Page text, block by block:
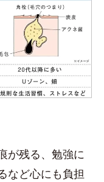
が残る、勉強に
など心にも負担